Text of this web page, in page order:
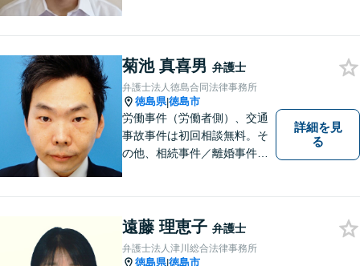
務整理など）を中心に、社会
的事件にも対応いたします。
お気軽にご相談ください。
菊池 真喜男 弁護士
弁護士法人徳島合同法律事務所
徳島県|徳島市
労働事件（労働者側）、交通
事故事件は初回相談無料。そ
の他、相続事件／離婚事件／
れます。【無料駐車場】
詳細を見
る
遠藤 理恵子 弁護士
弁護士法人津川総合法律事務所
徳島県|徳島市